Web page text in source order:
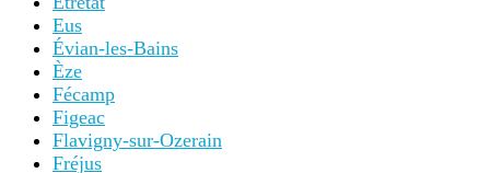
Eus
Évian-les-Bains
Èze
Fécamp
Figeac
Flavigny-sur-Ozerain
Fréjus